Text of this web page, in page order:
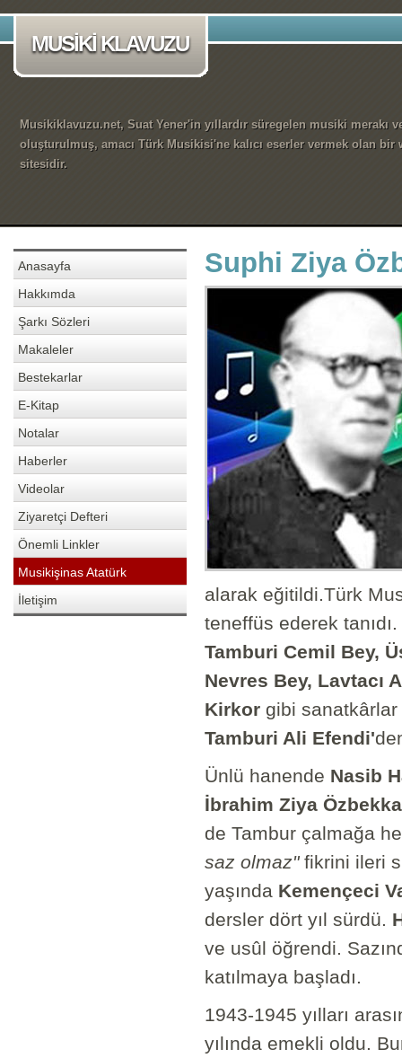
MUSİKİ KLAVUZU
Musikiklavuzu.net, Suat Yener'in yıllardır süregelen musiki merakı
oluşturulmuş, amacı Türk Musikisi'ne kalıcı eserler vermek olan bir
sitesidir.
Anasayfa
Hakkımda
Şarkı Sözleri
Makaleler
Bestekarlar
E-Kitap
Notalar
Haberler
Videolar
Ziyaretçi Defteri
Önemli Linkler
Musikişinas Atatürk
İletişim
Suphi Ziya
alarak eğitildi.Türk
teneffüs ederek
Tamburi Cemil Bey,
Nevres Bey, Lavtacı
Kirkor gibi sanatkârlar
Tamburi Ali Efendi'
Ünlü hanende Nasib
İbrahim Ziya
de Tambur çalmağa
saz olmaz"fikrini ileri
yaşında Kemençeci
dersler dört yıl sürdü.
ve usûl öğrendi.
katılmaya başladı.
1943-1945 yılları
yılında emekli oldu.